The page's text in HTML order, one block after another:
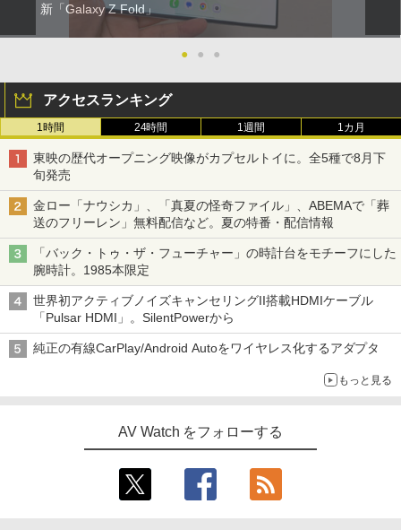
新「Galaxy Z Fold」
● ● ●
アクセスランキング
1時間 24時間 1週間 1カ月
東映の歴代オープニング映像がカプセルトイに。全5種で8月下
旬発売
金ロー「ナウシカ」、「真夏の怪奇ファイル」、ABEMAで「葬
送のフリーレン」無料配信など。夏の特番・配信情報
「バック・トゥ・ザ・フューチャー」の時計台をモチーフにした
腕時計。1985本限定
世界初アクティブノイズキャンセリングII搭載HDMIケーブル
「Pulsar HDMI」。SilentPowerから
純正の有線CarPlay/Android Autoをワイヤレス化するアダプタ
もっと見る
AV Watch をフォローする